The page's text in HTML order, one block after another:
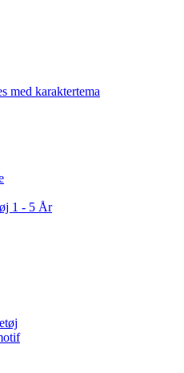
med karaktertema
1 - 5 År